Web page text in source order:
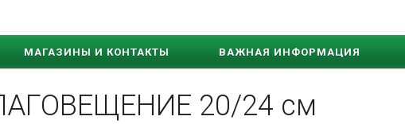
МАГАЗИНЫ И КОНТАКТЫ ВАЖНАЯ ИНФОРМАЦИЯ
20/24 см